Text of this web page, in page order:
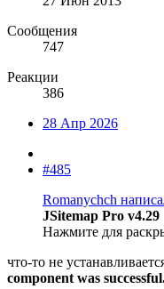
Сообщения
747
Реакции
386
28 Апр 2026
#485
Romanychch
JSitemap Pro v4.29
Нажмите для
что-то не
component was